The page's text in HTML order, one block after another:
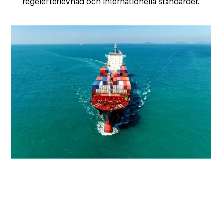
regelefterlevnad och internationella standarder.